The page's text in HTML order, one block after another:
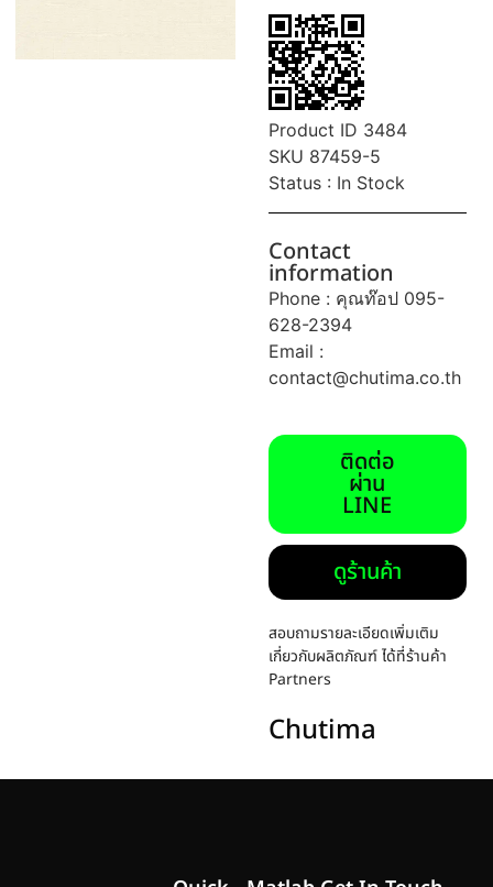
Product ID 3484
SKU 87459-5
Status : In Stock
Contact
information
Phone : คุณท๊อป 095-
628-2394
Email :
contact@chutima.co.th
ติดต่อ
ผ่าน
LINE
ดูร้านค้า
สอบถามรายละเอียดเพิ่มเติม
เกี่ยวกับผลิตภัณฑ์ ได้ที่ร้านค้า
Partners
Chutima